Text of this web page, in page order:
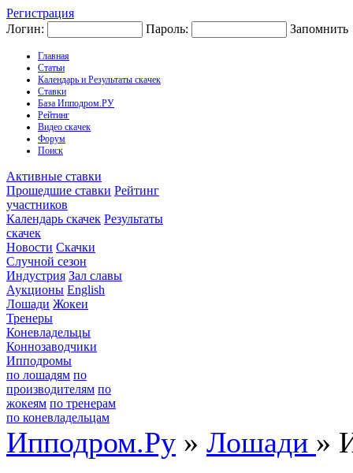
Регистрация
Логин:
Пароль: Запомнить
Главная
Статьи
Календарь и Результаты скачек
Ставки
База Ипподром.РУ
Рейтинг
Видео скачек
Форум
Поиск
Активные ставки
Прошедшие ставки Рейтинг
участников
Календарь скачек Результаты
скачек
Новости Скачки
Случной сезон
Индустрия Зал славы
Аукционы English
Лошади Жокеи
Тренеры
Коневладельцы
Коннозаводчики
Ипподромы
по лошадям по
производителям по
жокеям по тренерам
по коневладельцам
Ипподром.Ру » Лошади »